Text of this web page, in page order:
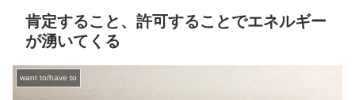
肯定すること、許可することでエネルギー
が湧いてくる
want to/have to